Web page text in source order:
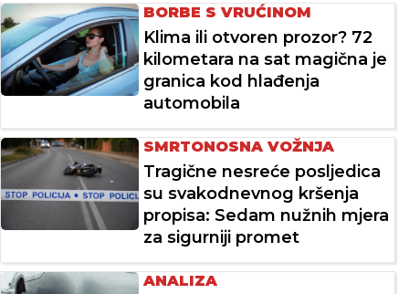
BORBE S VRUĆINOM
Klima ili otvoren prozor? 72
kilometara na sat magična je
granica kod hlađenja
automobila
SMRTONOSNA VOŽNJA
Tragične nesreće posljedica
su svakodnevnog kršenja
propisa: Sedam nužnih mjera
za sigurniji promet
ANALIZA